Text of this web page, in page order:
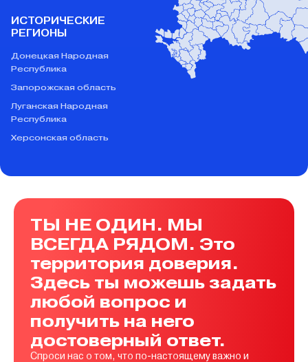
ИСТОРИЧЕСКИЕ
РЕГИОНЫ
Донецкая Народная
Республика
Запорожская область
Луганская Народная
Республика
Херсонская область
ТЫ НЕ ОДИН. МЫ
ВСЕГДА РЯДОМ. Это
территория доверия.
Здесь ты можешь задать
любой вопрос и
получить на него
достоверный ответ.
Спроси нас о том, что по-настоящему важно и